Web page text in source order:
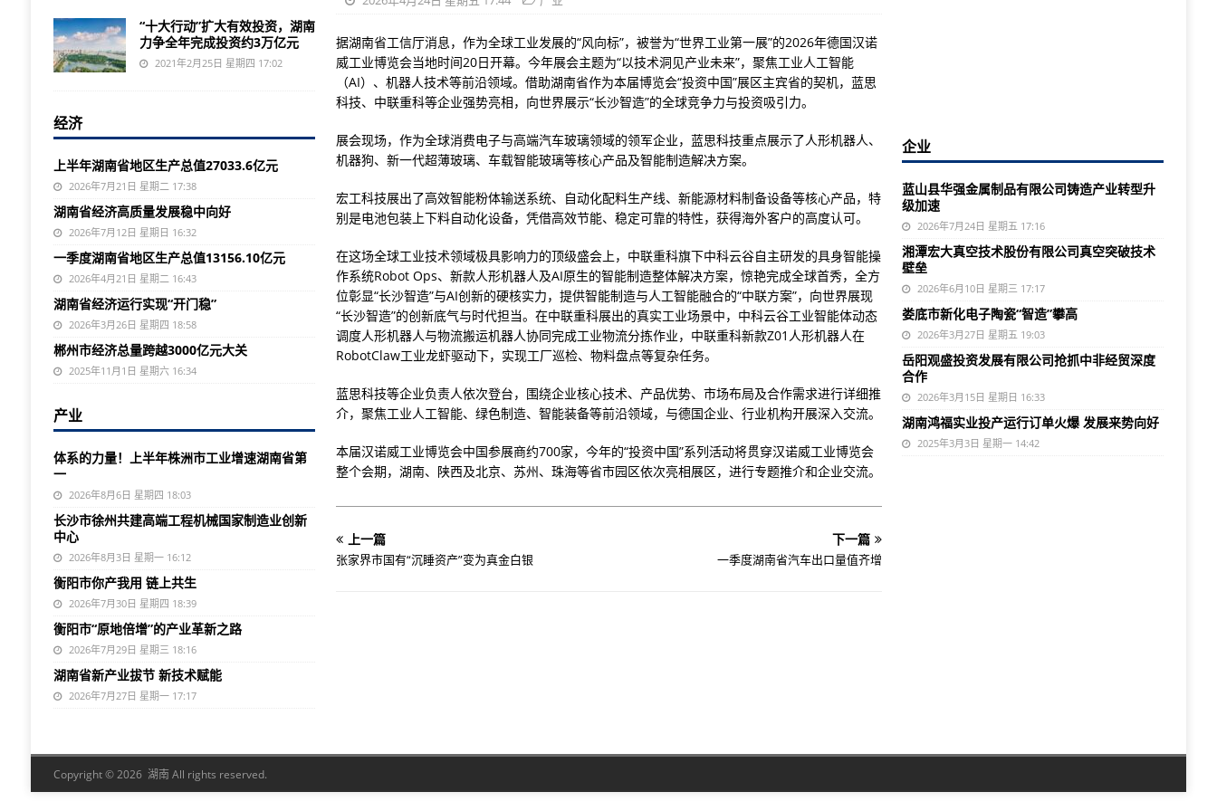
据湖南省工信厅消息，作为全球工业发展的“风向标”，被誉为“世界工业第一展”的2026年德国汉诺
威工业博览会当地时间20日开幕。今年展会主题为“以技术洞见产业未来”，聚焦工业人工智能
（AI）、机器人技术等前沿领域。借助湖南省作为本届博览会“投资中国”展区主宾省的契机，蓝思
科技、中联重科等企业强势亮相，向世界展示“长沙智造”的全球竞争力与投资吸引力。
展会现场，作为全球消费电子与高端汽车玻璃领域的领军企业，蓝思科技重点展示了人形机器人、
机器狗、新一代超薄玻璃、车载智能玻璃等核心产品及智能制造解决方案。
宏工科技展出了高效智能粉体输送系统、自动化配料生产线、新能源材料制备设备等核心产品，特
别是电池包装上下料自动化设备，凭借高效节能、稳定可靠的特性，获得海外客户的高度认可。
在这场全球工业技术领域极具影响力的顶级盛会上，中联重科旗下中科云谷自主研发的具身智能操
作系统Robot Ops、新款人形机器人及AI原生的智能制造整体解决方案，惊艳完成全球首秀，全方
位彰显“长沙智造”与AI创新的硬核实力，提供智能制造与人工智能融合的“中联方案”，向世界展现
“长沙智造”的创新底气与时代担当。在中联重科展出的真实工业场景中，中科云谷工业智能体动态
调度人形机器人与物流搬运机器人协同完成工业物流分拣作业，中联重科新款Z01人形机器人在
RobotClaw工业龙虾驱动下，实现工厂巡检、物料盘点等复杂任务。
蓝思科技等企业负责人依次登台，围绕企业核心技术、产品优势、市场布局及合作需求进行详细推
介，聚焦工业人工智能、绿色制造、智能装备等前沿领域，与德国企业、行业机构开展深入交流。
本届汉诺威工业博览会中国参展商约700家，今年的“投资中国”系列活动将贯穿汉诺威工业博览会
整个会期，湖南、陕西及北京、苏州、珠海等省市园区依次亮相展区，进行专题推介和企业交流。
上一篇
张家界市国有“沉睡资产”变为真金白银
下一篇
一季度湖南省汽车出口量值齐增
“十大行动”扩大有效投资，湖南
力争全年完成投资约3万亿元
2021年2月25日 星期四 17:02
经济
上半年湖南省地区生产总值27033.6亿元
2026年7月21日 星期二 17:38
湖南省经济高质量发展稳中向好
2026年7月12日 星期日 16:32
一季度湖南省地区生产总值13156.10亿元
2026年4月21日 星期二 16:43
湖南省经济运行实现“开门稳”
2026年3月26日 星期四 18:58
郴州市经济总量跨越3000亿元大关
2025年11月1日 星期六 16:34
产业
体系的力量！上半年株洲市工业增速湖南省第
一
2026年8月6日 星期四 18:03
长沙市徐州共建高端工程机械国家制造业创新
中心
2026年8月3日 星期一 16:12
衡阳市你产我用 链上共生
2026年7月30日 星期四 18:39
衡阳市“原地倍增”的产业革新之路
2026年7月29日 星期三 18:16
湖南省新产业拔节 新技术赋能
2026年7月27日 星期一 17:17
企业
蓝山县华强金属制品有限公司铸造产业转型升
级加速
2026年7月24日 星期五 17:16
湘潭宏大真空技术股份有限公司真空突破技术
壁垒
2026年6月10日 星期三 17:17
娄底市新化电子陶瓷“智造”攀高
2026年3月27日 星期五 19:03
岳阳观盛投资发展有限公司抢抓中非经贸深度
合作
2026年3月15日 星期日 16:33
湖南鸿福实业投产运行订单火爆 发展来势向好
2025年3月3日 星期一 14:42
Copyright © 2026 湖南 All rights reserved.